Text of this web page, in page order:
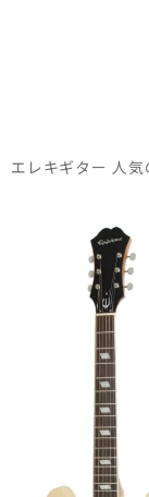
エレキギター 人気